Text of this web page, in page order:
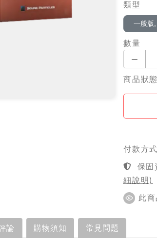
類型
一般版
數量
商品狀態
付款方
保
細說明)
此
論 購物須知 常見問題